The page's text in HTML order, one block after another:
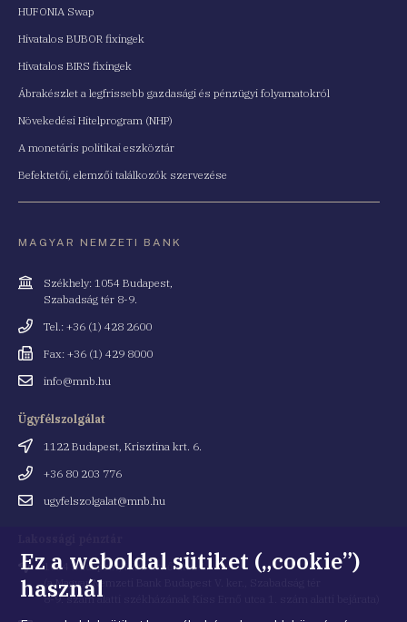
HUFONIA Swap
Hivatalos BUBOR fixingek
Hivatalos BIRS fixingek
Ábrakészlet a legfrissebb gazdasági és pénzügyi folyamatokról
Növekedési Hitelprogram (NHP)
A monetáris politikai eszköztár
Befektetői, elemzői találkozók szervezése
MAGYAR NEMZETI BANK
Cím
Székhely: 1054 Budapest,
Szabadság tér 8-9.
Telefonszám
Tel.: +36 (1) 428 2600
Fax
Fax: +36 (1) 429 8000
Emailinfo@mnb.hu
Ügyfélszolgálat
Cím
1122 Budapest, Krisztina krt. 6.
Telefonszám
+36 80 203 776
Emailugyfelszolgalat@mnb.hu
Cím 1054 Budapest, Kiss Ernő utca 1.
(a Magyar Nemzeti Bank Budapest V. ker., Szabadság tér
8-9. szám alatti székházának Kiss Ernő utca 1. szám alatti bejárata)
Ez a weboldal sütiket („cookie”)
használ